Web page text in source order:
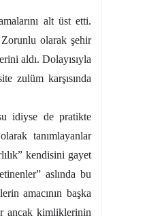
alt üst etti.
olarak şehir
aldı. Dolayısıyla
zulüm karşısında
idiyse de pratikte
tanımlayanlar
kendisini gayet
aslında bu
amacının başka
ancak kimliklerinin